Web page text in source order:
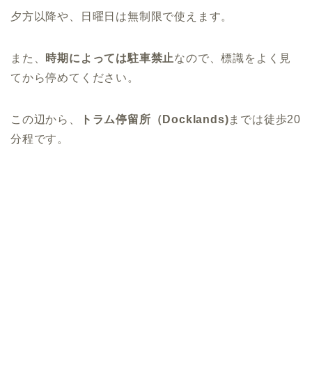
夕方以降や、日曜日は無制限で使えます。
また、 時期によっては駐車禁止なので、標識をよく見
てから停めてください。
この辺から、 トラム停留所（Docklands)までは徒歩20
分程です。